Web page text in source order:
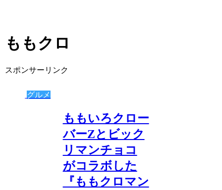
ももクロ
スポンサーリンク
グルメ
ももいろクロー
バーZとビック
リマンチョコ
がコラボした
『ももクロマン